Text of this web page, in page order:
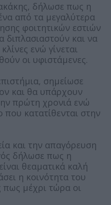
δήλωσε πως η
από τα μεγαλύτερα
φοιτητικών εστιών
διπλασιαστούν και να
ενώ γίνεται
οι υφιστάμενες.
σημείωσε
και θα υπάρχουν
πρώτη χρονιά ενώ
κατατίθενται στην
και την απαγόρευση
δήλωσε πως η
θεαματικά καλή
η κοινότητα του
πως μέχρι τώρα οι